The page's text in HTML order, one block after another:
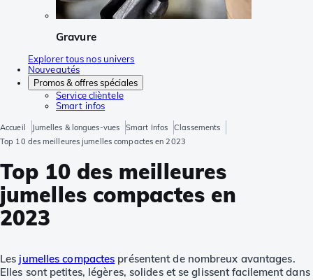
Gravure
Explorer tous nos univers
Nouveautés
Promos & offres spéciales
Service clièntele
Smart infos
Accueil Jumelles & longues-vues Smart Infos
Classements
Top 10 des meilleures jumelles compactes en 2023
Top 10 des meilleures
jumelles compactes en
2023
Les jumelles compactes présentent de nombreux avantages.
Elles sont petites, légères, solides et se glissent facilement dans